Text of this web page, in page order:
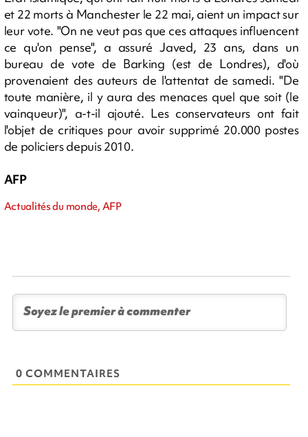
et 22 morts à Manchester le 22 mai, aient un impact sur
leur vote. "On ne veut pas que ces attaques influencent
ce qu'on pense", a assuré Javed, 23 ans, dans un
bureau de vote de Barking (est de Londres), d'où
provenaient des auteurs de l'attentat de samedi. "De
toute manière, il y aura des menaces quel que soit (le
vainqueur)", a-t-il ajouté. Les conservateurs ont fait
l'objet de critiques pour avoir supprimé 20.000 postes
de policiers depuis 2010.
AFP
Actualités du monde, AFP
0 COMMENTAIRES